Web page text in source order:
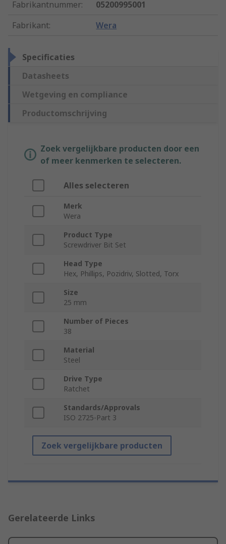
Fabrikantnummer:
05200995001
Fabrikant: Wera
Specificaties
Datasheets
Wetgeving en compliance
Productomschrijving
Zoek vergelijkbare producten door een
of meer kenmerken te selecteren.
Alles selecteren
Merk
Wera
Product Type
Screwdriver Bit Set
Head Type
Hex, Phillips, Pozidriv, Slotted, Torx
Size
25 mm
Number of Pieces
38
Material
Steel
Drive Type
Ratchet
Standards/Approvals
ISO 2725-Part 3
Zoek vergelijkbare producten
Gerelateerde Links